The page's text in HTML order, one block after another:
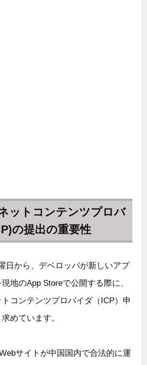
ットコンテンツプロバ
の提出の重要性
日から、デベロッパが新しいアプ
地のApp Storeで公開する際に、
トコンテンツプロバイダ（ICP）申
めています。
サイトが中国国内で合法的に運